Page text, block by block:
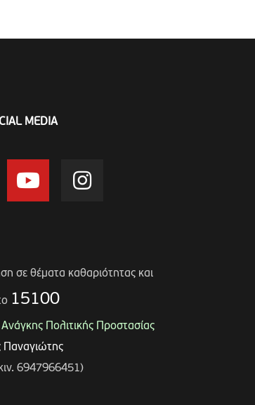
MEDIA
σε θέματα καθαριότητας και
15100
Πολιτικής Προστασίας
Παναγιώτης
6947966451)